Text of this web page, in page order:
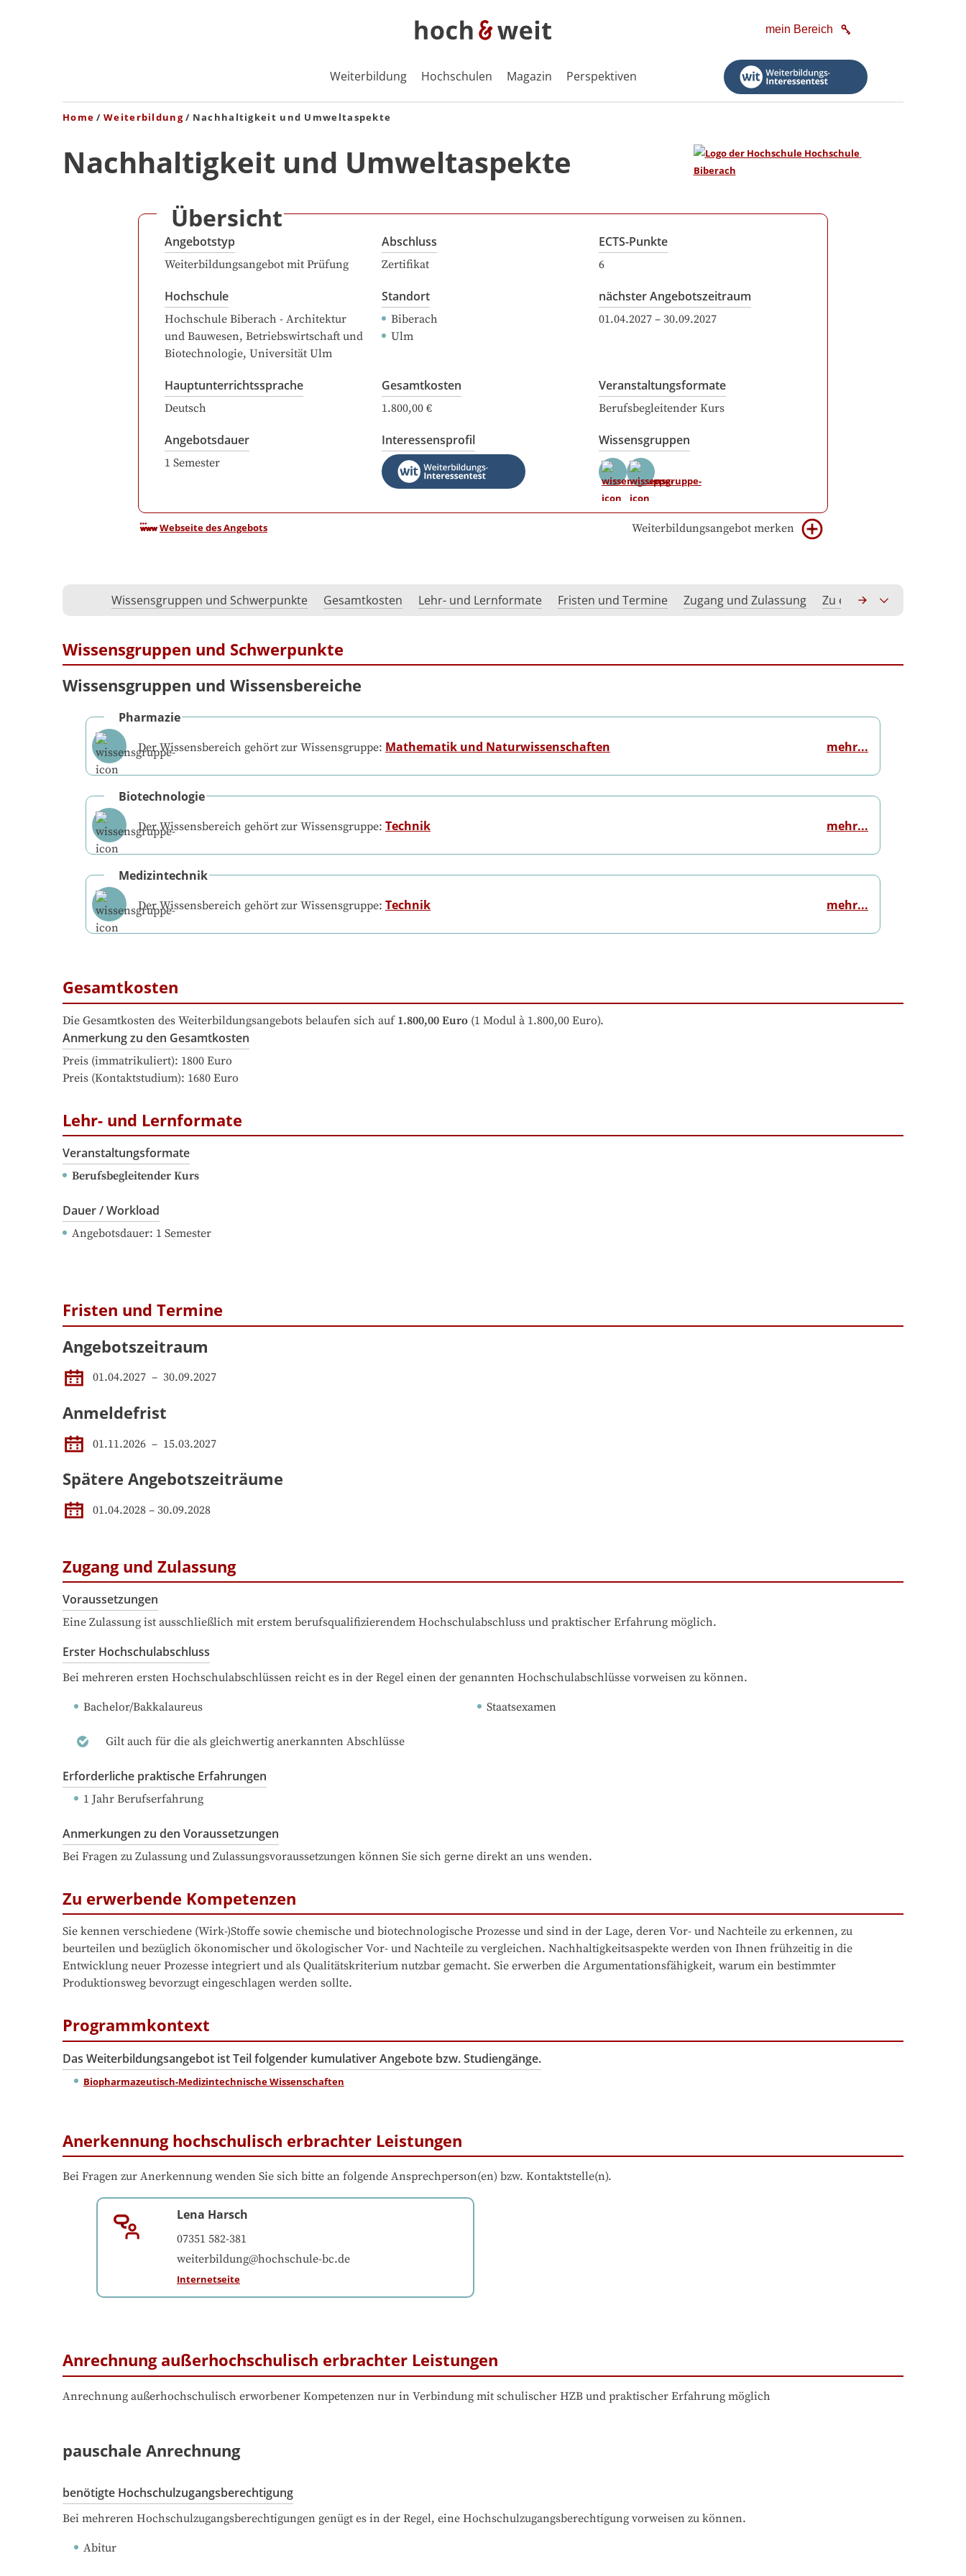
mein Bereich
Weiterbildung Hochschulen Magazin Perspektiven
Home Weiterbildung Nachhaltigkeit und Umweltaspekte
Nachhaltigkeit und Umweltaspekte
Übersicht
Angebotstyp
Weiterbildungsangebot mit Prüfung
Abschluss
Zertifikat
ECTS-Punkte
6
Hochschule
Hochschule Biberach - Architektur
und Bauwesen, Betriebswirtschaft und
Biotechnologie, Universität Ulm
Standort
Biberach
Ulm
nächster Angebotszeitraum
01.04.2027 – 30.09.2027
Hauptunterrichtssprache
Deutsch
Gesamtkosten
1.800,00 €
Veranstaltungsformate
Berufsbegleitender Kurs
Angebotsdauer
1 Semester
Interessensprofil Wissensgruppen
Webseite des Angebots Weiterbildungsangebot merken
Wissensgruppen und Schwerpunkte Gesamtkosten Lehr- und Lernformate Fristen und Termine Zugang und Zulassung Zu erwerbende
Wissensgruppen und Schwerpunkte
Wissensgruppen und Wissensbereiche
Pharmazie
Der Wissensbereich gehört zur Wissensgruppe: Mathematik und Naturwissenschaften mehr...
Biotechnologie
Der Wissensbereich gehört zur Wissensgruppe: Technik mehr...
Medizintechnik
Der Wissensbereich gehört zur Wissensgruppe: Technik mehr...
Gesamtkosten
Die Gesamtkosten des Weiterbildungsangebots belaufen sich auf 1.800,00 Euro (1 Modul à 1.800,00 Euro).
Anmerkung zu den Gesamtkosten
Preis (immatrikuliert): 1800 Euro
Preis (Kontaktstudium): 1680 Euro
Lehr- und Lernformate
Veranstaltungsformate
Berufsbegleitender Kurs
Dauer / Workload
Angebotsdauer: 1 Semester
Fristen und Termine
Angebotszeitraum
01.04.2027 – 30.09.2027
Anmeldefrist
01.11.2026 – 15.03.2027
Spätere Angebotszeiträume
01.04.2028 – 30.09.2028
Zugang und Zulassung
Voraussetzungen
Eine Zulassung ist ausschließlich mit erstem berufsqualifizierendem Hochschulabschluss und praktischer Erfahrung möglich.
Erster Hochschulabschluss
Bei mehreren ersten Hochschulabschlüssen reicht es in der Regel einen der genannten Hochschulabschlüsse vorweisen zu können.
Bachelor/Bakkalaureus Staatsexamen
Gilt auch für die als gleichwertig anerkannten Abschlüsse
Erforderliche praktische Erfahrungen
1 Jahr Berufserfahrung
Anmerkungen zu den Voraussetzungen
Bei Fragen zu Zulassung und Zulassungsvoraussetzungen können Sie sich gerne direkt an uns wenden.
Zu erwerbende Kompetenzen
Sie kennen verschiedene (Wirk-)Stoffe sowie chemische und biotechnologische Prozesse und sind in der Lage, deren Vor- und Nachteile zu erkennen, zu
beurteilen und bezüglich ökonomischer und ökologischer Vor- und Nachteile zu vergleichen. Nachhaltigkeitsaspekte werden von Ihnen frühzeitig in die
Entwicklung neuer Prozesse integriert und als Qualitätskriterium nutzbar gemacht. Sie erwerben die Argumentationsfähigkeit, warum ein bestimmter
Produktionsweg bevorzugt eingeschlagen werden sollte.
Programmkontext
Das Weiterbildungsangebot ist Teil folgender kumulativer Angebote bzw. Studiengänge.
Biopharmazeutisch-Medizintechnische Wissenschaften
Anerkennung hochschulisch erbrachter Leistungen
Bei Fragen zur Anerkennung wenden Sie sich bitte an folgende Ansprechperson(en) bzw. Kontaktstelle(n).
Lena Harsch
07351 582-381
weiterbildung@hochschule-bc.de
Internetseite
Anrechnung außerhochschulisch erbrachter Leistungen
Anrechnung außerhochschulisch erworbener Kompetenzen nur in Verbindung mit schulischer HZB und praktischer Erfahrung möglich
pauschale Anrechnung
benötigte Hochschulzugangsberechtigung
Bei mehreren Hochschulzugangsberechtigungen genügt es in der Regel, eine Hochschulzugangsberechtigung vorweisen zu können.
Abitur